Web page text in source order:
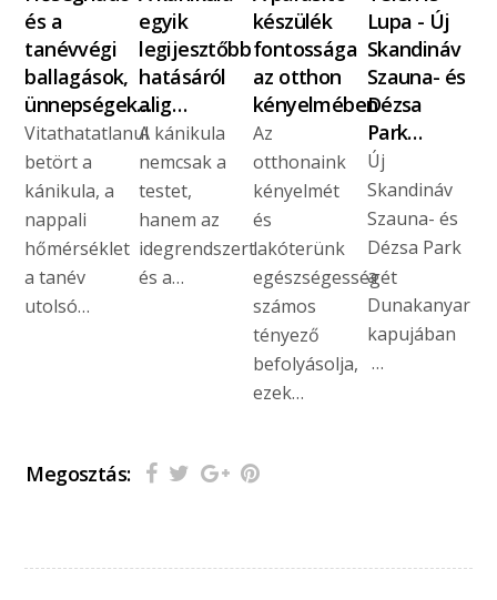
és a
tanévvégi
ballagások,
ünnepségek…
Vitathatatlanul
betört a
kánikula, a
nappali
hőmérséklet
a tanév
utolsó…
egyik
legijesztőbb
hatásáról
alig…
A kánikula
nemcsak a
testet,
hanem az
idegrendszert
és a…
készülék
fontossága
az otthon
kényelmében
Az
otthonaink
kényelmét
és
lakóterünk
egészségességét
számos
tényező
befolyásolja,
ezek…
Lupa - Új
Skandináv
Szauna- és
Dézsa
Park…
Új
Skandináv
Szauna- és
Dézsa Park
a
Dunakanyar
kapujában
…
Megosztás: